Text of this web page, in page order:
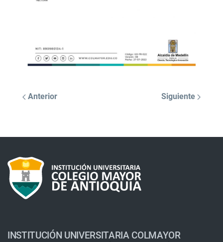
Anterior Siguiente
INSTITUCIÓN UNIVERSITARIA COLMAYOR